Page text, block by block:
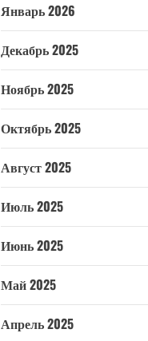
Январь 2026
Декабрь 2025
Ноябрь 2025
Октябрь 2025
Август 2025
Июль 2025
Июнь 2025
Май 2025
Апрель 2025